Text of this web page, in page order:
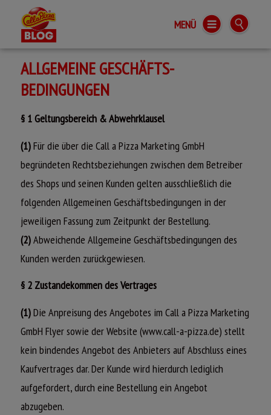
Call a Pizza BLOG
MENÜ
ALLGEMEINE GESCHÄFTS-
BEDINGUNGEN
§ 1 Geltungsbereich & Abwehrklausel
(1)Für die über die Call a Pizza Marketing GmbH
begründeten Rechtsbeziehungen zwischen dem Betreiber
des Shops und seinen Kunden gelten ausschließlich die
folgenden Allgemeinen Geschäftsbedingungen in der
jeweiligen Fassung zum Zeitpunkt der Bestellung.
(2)Abweichende Allgemeine Geschäftsbedingungen des
Kunden werden zurückgewiesen.
§ 2 Zustandekommen des Vertrages
(1)Die Anpreisung des Angebotes im Call a Pizza Marketing
GmbH Flyer sowie der Website (www.call-a-pizza.de) stellt
kein bindendes Angebot des Anbieters auf Abschluss eines
Kaufvertrages dar. Der Kunde wird hierdurch lediglich
aufgefordert, durch eine Bestellung ein Angebot
abzugeben.